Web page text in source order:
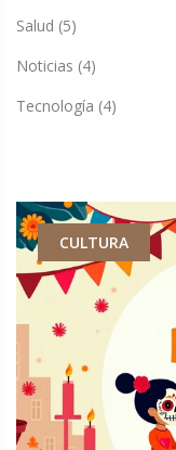
Salud (5)
Noticias (4)
Tecnología (4)
CULTURA